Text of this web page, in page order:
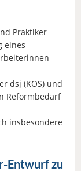
Praktiker
eines
dsj (KOS) und
Reformbedarf
insbesondere
Entwurf zu